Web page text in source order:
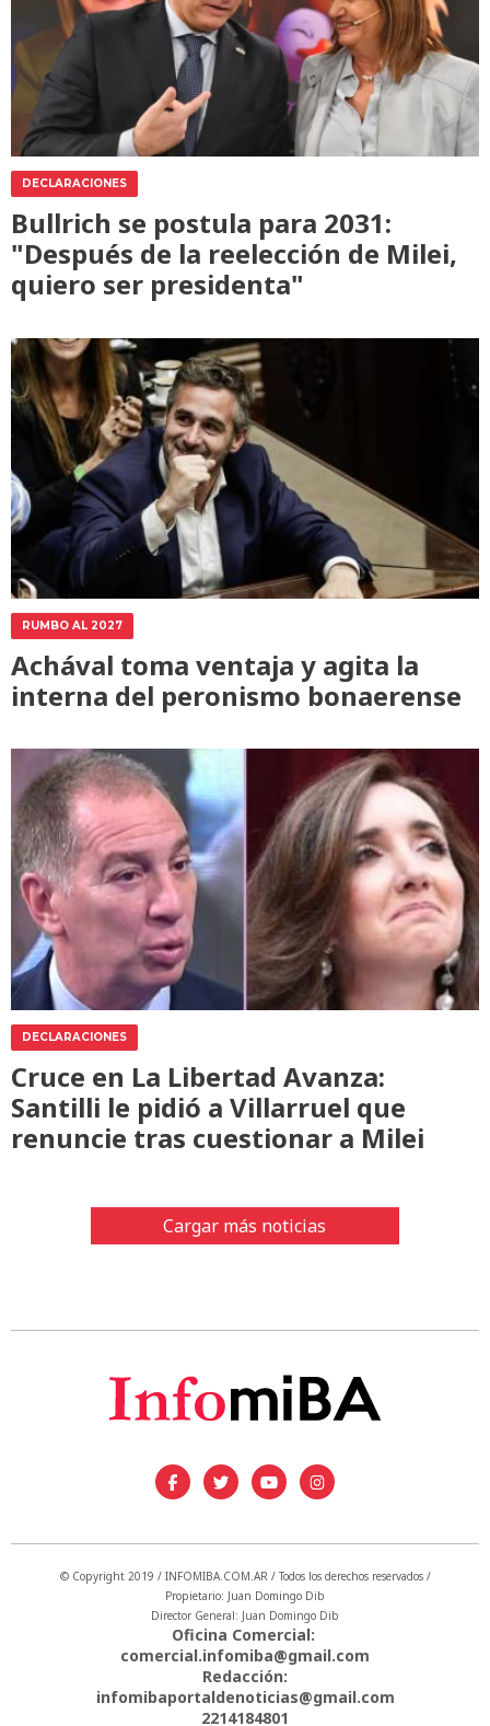
DECLARACIONES
Bullrich se postula para 2031:
"Después de la reelección de Milei,
quiero ser presidenta"
RUMBO AL 2027
Achával toma ventaja y agita la
interna del peronismo bonaerense
DECLARACIONES
Cruce en La Libertad Avanza:
Santilli le pidió a Villarruel que
renuncie tras cuestionar a Milei
Cargar más noticias
© Copyright 2019 / INFOMIBA.COM.AR / Todos los derechos reservados /
Propietario: Juan Domingo Dib
Director General: Juan Domingo Dib
Oficina Comercial:
comercial.infomiba@gmail.com
Redacción:
infomibaportaldenoticias@gmail.com
2214184801